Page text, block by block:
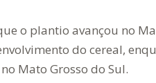
o plantio avançou no
do cereal,
Mato Grosso do Sul.